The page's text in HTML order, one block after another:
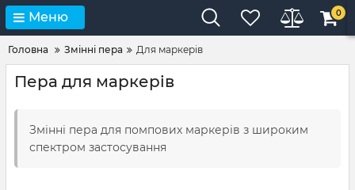
Меню 0
Головна Змінні пера Для маркерів
Пера для маркерів
Змінні пера для помпових маркерів з широким
спектром застосування